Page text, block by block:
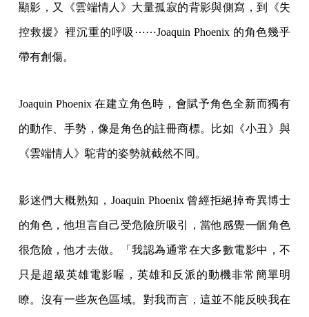
顯影，又《雲端情人》大量孤寂的背影與側寫，到《失
控救援》裡沉重的呼吸⋯⋯Joaquin Phoenix 的角色幾乎
帶有創傷。
Joaquin Phoenix 在建立角色時，會賦予角色全新而獨有
的動作、手勢，像是角色的註冊商標。比如《小丑》與
《雲端情人》駝背的姿勢就截然不同。
影迷們大概熟知，Joaquin Phoenix 曾經拒絕掉奇異博士
的角色，他坦言自己受危險所吸引，當他感覺一個角色
很危險，他才去做。「我認為通常在大多數電影中，不
只是超級英雄電影喔，英雄和反派的動機非常簡單明
瞭。沒有一些灰色區域。對我而言，這並不能反映我在